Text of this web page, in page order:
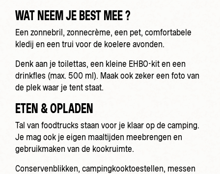
WAT NEEM JE BEST MEE ?
Een zonnebril, zonnecrème, een pet, comfortabele
kledij en een trui voor de koelere avonden.
Denk aan je toilettas, een kleine EHBO-kit en een
drinkfles (max. 500 ml). Maak ook zeker een foto van
de plek waar je tent staat.
ETEN & OPLADEN
Tal van foodtrucks staan voor je klaar op de camping.
Je mag ook je eigen maaltijden meebrengen en
gebruikmaken van de kookruimte.
Conservenblikken, campingkooktoestellen, messen